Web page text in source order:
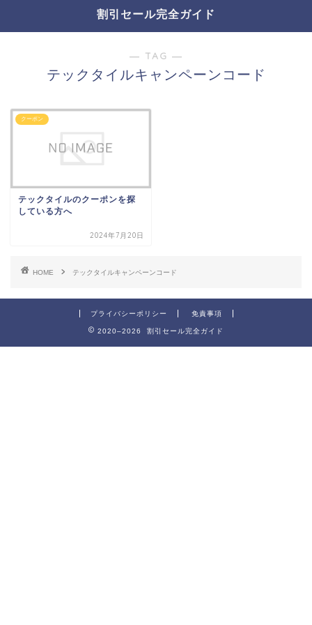
割引セール完全ガイド
― TAG ―
テックタイルキャンペーンコード
クーポン
テックタイルのクーポンを探
している方へ
2024年7月20日
HOME テックタイルキャンペーンコード
プライバシーポリシー 免責事項
2020–2026 割引セール完全ガイド